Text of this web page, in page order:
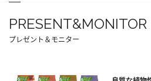
PRESENT&MONITOR
プレゼント＆モニター